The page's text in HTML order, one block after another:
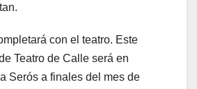
con el teatro. Este
Teatro de Calle será en
Serós a finales del mes de